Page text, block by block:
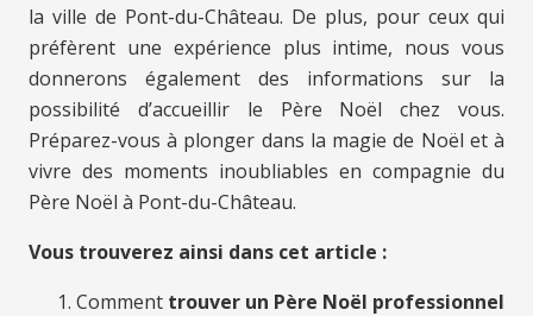
la ville de Pont-du-Château. De plus, pour ceux qui
préfèrent une expérience plus intime, nous vous
donnerons également des informations sur la
possibilité d’accueillir le Père Noël chez vous.
Préparez-vous à plonger dans la magie de Noël et à
vivre des moments inoubliables en compagnie du
Père Noël à Pont-du-Château.
Vous trouverez ainsi dans cet article :
Comment trouver un Père Noël professionnel